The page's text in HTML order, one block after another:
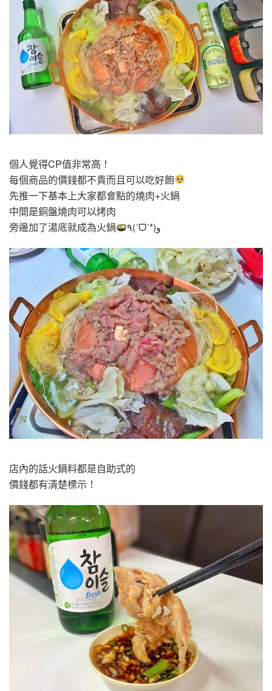
個人覺得CP值非常高！
每個商品的價錢都不貴而且可以吃好飽
先推一下基本上大家都會點的燒肉+火鍋
中間是銅盤燒肉可以烤肉
旁邊加了湯底就成為火鍋
٩(ˊᗜˋ*)و
店內的話火鍋料都是自助式的
價錢都有清楚標示！